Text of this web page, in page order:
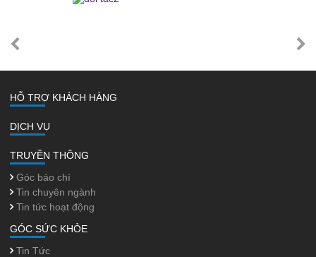
HỖ TRỢ KHÁCH HÀNG
DỊCH VỤ
TRUYỀN THÔNG
Góc báo chí
Tin chuyên ngành
Tin tức hoạt động
GÓC SỨC KHỎE
Tin Tức